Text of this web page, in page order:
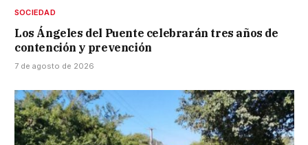
SOCIEDAD
Los Ángeles del Puente celebrarán tres años de
contención y prevención
7 de agosto de 2026